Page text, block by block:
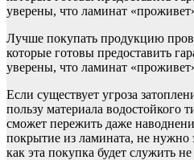
Лучше покупать продукцию
которые готовы предоставить
уверены, что ламинат
Если существует угроза
пользу материала водостойкого
сможет пережить даже
покрытие из ламината, не нужно
как эта покупка будет служить